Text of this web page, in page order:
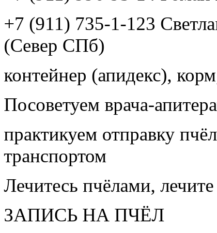
+7 (911) 735-1-123
(Север СПб)
контейнер (апидекс),
Посоветуем врача-
практикуем отправку
транспортом
Лечитесь пчёлами,
ЗАПИСЬ НА ПЧЁЛ